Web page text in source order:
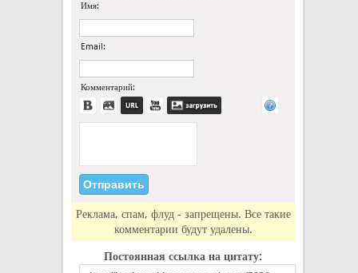
Имя:
Email:
Комментарий:
Реклама, спам, флуд - запрещены. Все такие
комментарии будут удалены.
Постоянная ссылка на цитату: